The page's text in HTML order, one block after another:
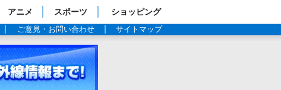
アニメ スポーツ ショッピング
ご意見・お問い合わせ サイトマップ